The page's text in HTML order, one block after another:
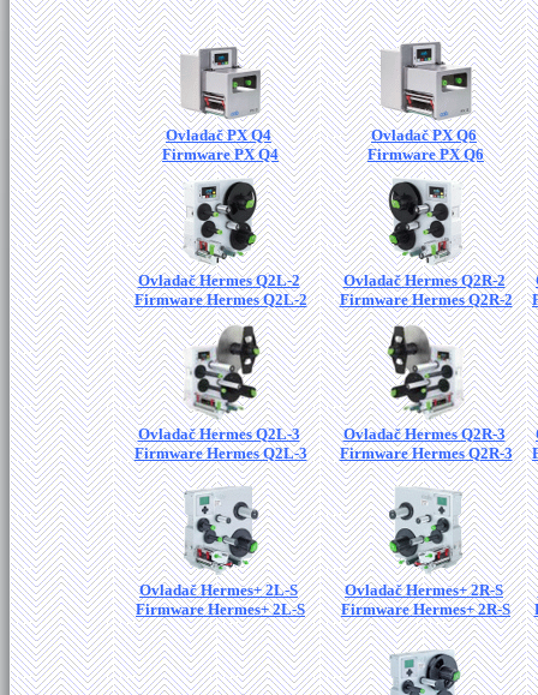
Ovladač PX Q4
Firmware PX Q4
Ovladač PX Q6
Firmware PX Q6
Ovladač Hermes Q2L-2
Firmware Hermes Q2L-2
Ovladač Hermes Q2R-2
Firmware Hermes Q2R-2
Ovladač Hermes Q2L-3
Firmware Hermes Q2L-3
Ovladač Hermes Q2R-3
Firmware Hermes Q2R-3
Ovladač Hermes+ 2L-S
Firmware Hermes+ 2L-S
Ovladač Hermes+ 2R-S
Firmware Hermes+ 2R-S